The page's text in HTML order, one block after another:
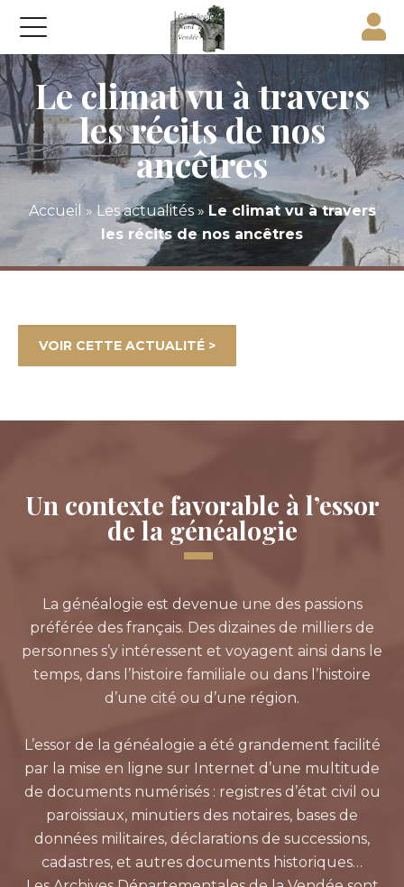
Le climat vu à travers
les récits de nos
ancêtres
Accueil »Les actualités»Le climat vu à travers
les récits de nos ancêtres
VOIR CETTE ACTUALITÉ >
Un contexte favorable à l’essor
de la généalogie
La généalogie est devenue une des passions
préférée des français. Des dizaines de milliers de
personnes s’y intéressent et voyagent ainsi dans le
temps, dans l’histoire familiale ou dans l’histoire
d’une cité ou d’une région.
L’essor de la généalogie a été grandement facilité
par la mise en ligne sur Internet d’une multitude
de documents numérisés : registres d’état civil ou
paroissiaux, minutiers des notaires, bases de
données militaires, déclarations de successions,
cadastres, et autres documents historiques…